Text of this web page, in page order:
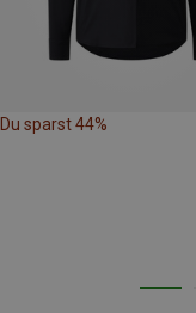
Du sparst 44%